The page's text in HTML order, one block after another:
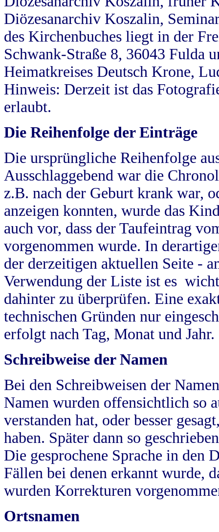
Diözesanarchiv Koszalin,
des Kirchenbuches liegt in der
Schwank-Straße 8, 36043 Fulda
Heimatkreises Deutsch Krone,
Hinweis: Derzeit ist das
erlaubt.
Die Reihenfolge der Einträge
Die ursprüngliche Reihenfolge
Ausschlaggebend war die
z.B. nach der Geburt krank war,
anzeigen konnten, wurde das
auch vor, dass der Taufeintrag
vorgenommen wurde. In
der derzeitigen aktuellen Seite -
Verwendung der Liste ist es
dahinter zu überprüfen. Eine
technischen Gründen nur
erfolgt nach Tag, Monat und Jahr.
Schreibweise der Namen
Bei den Schreibweisen der
Namen wurden offensichtlich so
verstanden hat, oder besser
haben. Später dann so
Die gesprochene Sprache in
Fällen bei denen erkannt wurde,
wurden Korrekturen
Ortsnamen